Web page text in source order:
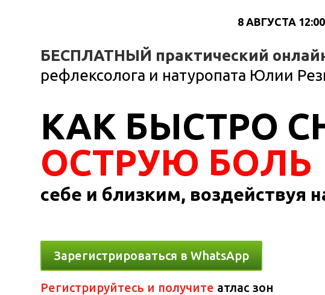
8 АВГУСТА 12:00
БЕСПЛАТНЫЙ практический
рефлексолога и натуропата Юлии
КАК БЫСТРО
ОСТРУЮ БОЛЬ
себе и близким, воздействуя
Зарегистрироваться в WhatsApp
Регистрируйтесь и получите атлас зон